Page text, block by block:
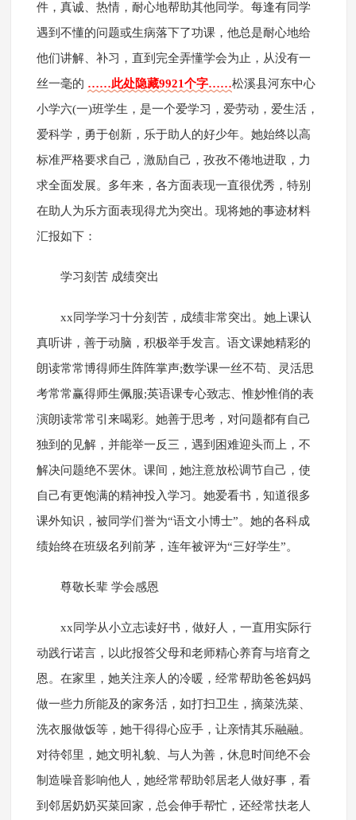
件，真诚、热情，耐心地帮助其他同学。每逢有同学
遇到不懂的问题或生病落下了功课，他总是耐心地给
他们讲解、补习，直到完全弄懂学会为止，从没有一
丝一毫的 ……此处隐藏9921个字……松溪县河东中心
小学六(一)班学生，是一个爱学习，爱劳动，爱生活，
爱科学，勇于创新，乐于助人的好少年。她始终以高
标准严格要求自己，激励自己，孜孜不倦地进取，力
求全面发展。多年来，各方面表现一直很优秀，特别
在助人为乐方面表现得尤为突出。现将她的事迹材料
汇报如下：
学习刻苦 成绩突出
xx同学学习十分刻苦，成绩非常突出。她上课认
真听讲，善于动脑，积极举手发言。语文课她精彩的
朗读常常博得师生阵阵掌声;数学课一丝不苟、灵活思
考常常赢得师生佩服;英语课专心致志、惟妙惟俏的表
演朗读常常引来喝彩。她善于思考，对问题都有自己
独到的见解，并能举一反三，遇到困难迎头而上，不
解决问题绝不罢休。课间，她注意放松调节自己，使
自己有更饱满的精神投入学习。她爱看书，知道很多
课外知识，被同学们誉为“语文小博士”。她的各科成
绩始终在班级名列前茅，连年被评为“三好学生”。
尊敬长辈 学会感恩
xx同学从小立志读好书，做好人，一直用实际行
动践行诺言，以此报答父母和老师精心养育与培育之
恩。在家里，她关注亲人的冷暖，经常帮助爸爸妈妈
做一些力所能及的家务活，如打扫卫生，摘菜洗菜、
洗衣服做饭等，她干得得心应手，让亲情其乐融融。
对待邻里，她文明礼貌、与人为善，休息时间绝不会
制造噪音影响他人，她经常帮助邻居老人做好事，看
到邻居奶奶买菜回家，总会伸手帮忙，还经常扶老人